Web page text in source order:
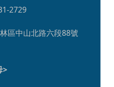
2729
區中山北路六段88號
>